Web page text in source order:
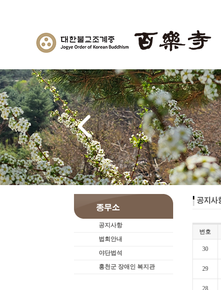
공지사항
법회안내
야단법석
홍천군 장애인 복지관
번호
30
29
28